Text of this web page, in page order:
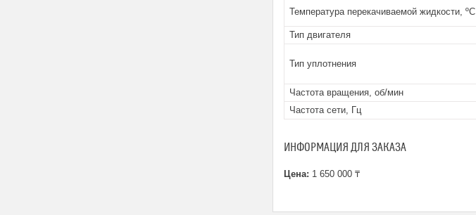
Температура перекачиваемой жидкости, ºС
Тип двигателя
Тип уплотнения
Частота вращения, об/мин
Частота сети, Гц
ИНФОРМАЦИЯ ДЛЯ ЗАКАЗА
Цена: 1 650 000 ₸